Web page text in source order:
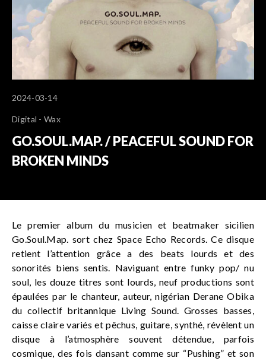
2024-03-14
Digital - Wax
GO.SOUL.MAP. / PEACEFUL SOUND FOR
BROKEN MINDS
Le premier album du musicien et beatmaker sicilien
Go.Soul.Map. sort chez Space Echo Records. Ce disque
retient l’attention grâce a des beats lourds et des
sonorités biens sentis. Naviguant entre funky pop/ nu
soul, les douze titres sont lourds, neuf productions sont
épaulées par le chanteur, auteur, nigérian Derane Obika
du collectif britannique Living Sound. Grosses basses,
caisse claire variés et pêchus, guitare, synthé, révèlent un
disque à l’atmosphère souvent détendue, parfois
cosmique, des fois dansant comme sur “Pushing” et son